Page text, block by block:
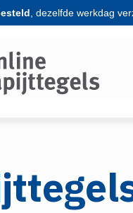
, dezelfde werkdag